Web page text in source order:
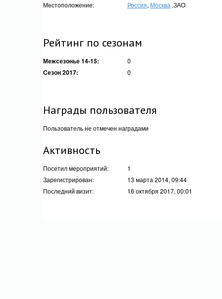
Местоположение:
Россия, Москва ,ЗАО
Рейтинг по сезонам
Межсезонье 14-15: 0
Сезон 2017: 0
Награды пользователя
Пользователь не отмечен наградами
Активность
Посетил мероприятий:
1
Зарегистрирован:
13 марта 2014, 09:44
Последний визит:
16 октября 2017, 00:01